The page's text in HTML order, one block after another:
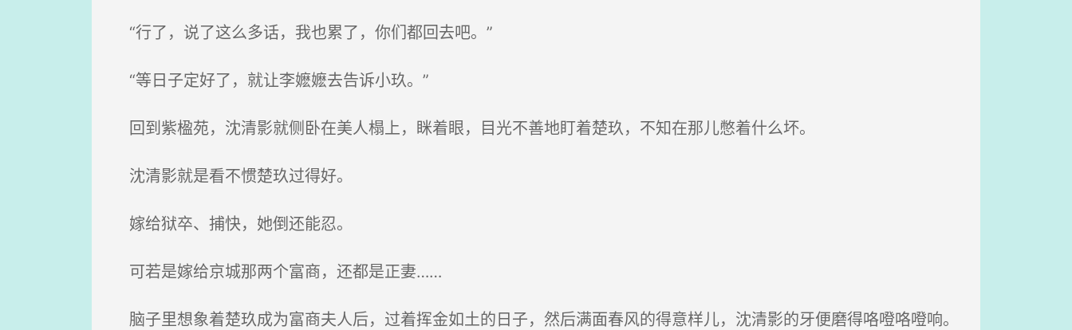
“行了，说了这么多话，我也累了，你们都回去吧。”
“等日子定好了，就让李嬷嬷去告诉小玖。”
回到紫楹苑，沈清影就侧卧在美人榻上，眯着眼，目光不善地盯着楚玖，不知在那儿憋着什么坏。
沈清影就是看不惯楚玖过得好。
嫁给狱卒、捕快，她倒还能忍。
可若是嫁给京城那两个富商，还都是正妻……
脑子里想象着楚玖成为富商夫人后，过着挥金如土的日子，然后满面春风的得意样儿，沈清影的牙便磨得咯噔咯噔响。